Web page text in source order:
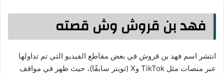
فهد بن قروش وش قصته
انتشر اسم فهد بن قروش في بعض مقاطع الفيديو التي تم تداولها
عبر منصات مثل TikTok وX (تويتر سابقًا)، حيث ظهر في مواقف